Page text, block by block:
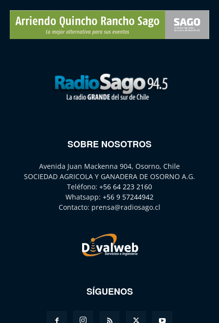
SOBRE NOSOTROS
Avenida Juan Mackenna 904, Osorno, Chile
SOCIEDAD AGRICOLA Y GANADERA DE OSORNO A.G.
Teléfono: +56 64 223 2160
Whatsapp: +56 9 57244942
Contacto: prensa@radiosago.cl
SÍGUENOS